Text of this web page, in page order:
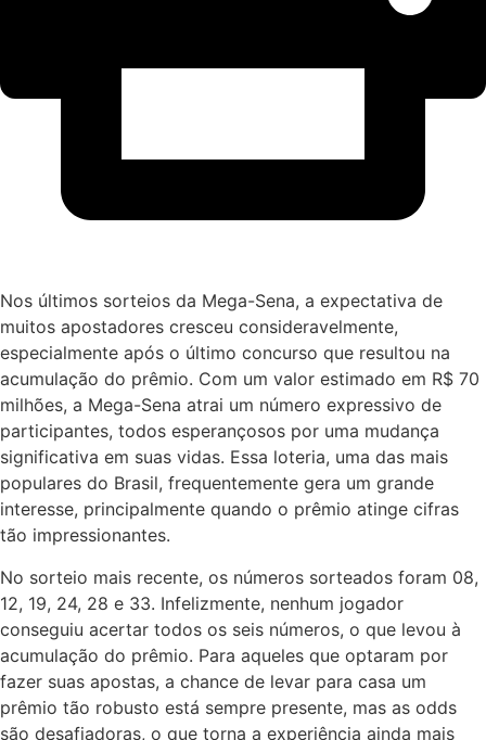
Nos últimos sorteios da Mega-Sena, a expectativa de
muitos apostadores cresceu consideravelmente,
especialmente após o último concurso que resultou na
acumulação do prêmio. Com um valor estimado em R$ 70
milhões, a Mega-Sena atrai um número expressivo de
participantes, todos esperançosos por uma mudança
significativa em suas vidas. Essa loteria, uma das mais
populares do Brasil, frequentemente gera um grande
interesse, principalmente quando o prêmio atinge cifras
tão impressionantes.
No sorteio mais recente, os números sorteados foram 08,
12, 19, 24, 28 e 33. Infelizmente, nenhum jogador
conseguiu acertar todos os seis números, o que levou à
acumulação do prêmio. Para aqueles que optaram por
fazer suas apostas, a chance de levar para casa um
prêmio tão robusto está sempre presente, mas as odds
são desafiadoras, o que torna a experiência ainda mais